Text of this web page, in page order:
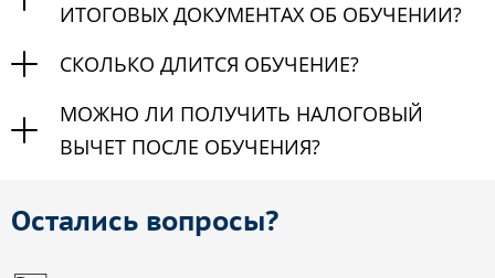
ИТОГОВЫХ ДОКУМЕНТАХ ОБ ОБУЧЕНИИ?
СКОЛЬКО ДЛИТСЯ ОБУЧЕНИЕ?
МОЖНО ЛИ ПОЛУЧИТЬ НАЛОГОВЫЙ
ВЫЧЕТ ПОСЛЕ ОБУЧЕНИЯ?
Остались вопросы?